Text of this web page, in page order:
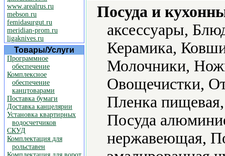
www.arealrus.ru
mebson.ru
femidasurgut.ru
meridian-prom.ru
ligaknives.ru
Товары/Услуги
Программное
обеспечение
Комплексное
обеспечение
канцтоварами
Поставка бумаги
Доставка канцелярии
Установка квартирных
водосчетчиков
СКУД
Комплектация для
рольставен
Посуда и
аксессуары,
Керамика,
Молочники,
Овощечистки,
Пленка
Посуда
нержавеющая,